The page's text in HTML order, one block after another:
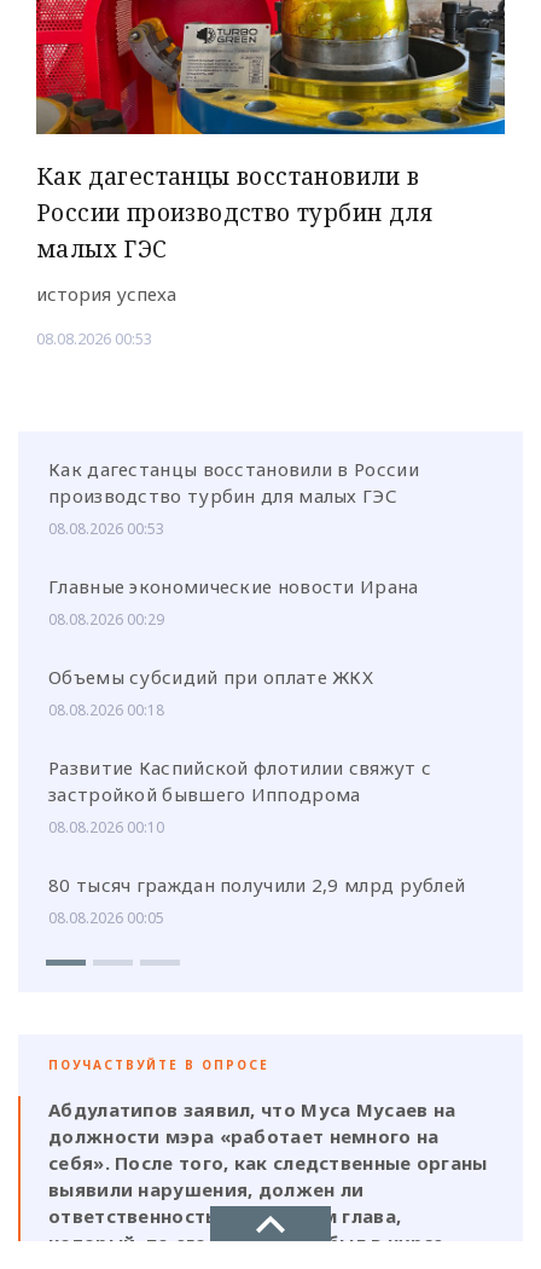
Как дагестанцы восстановили в
России производство турбин для
малых ГЭС
история успеха
08.08.2026 00:53
Как дагестанцы восстановили в России
производство турбин для малых ГЭС
08.08.2026 00:53
Главные экономические новости Ирана
08.08.2026 00:29
Объемы субсидий при оплате ЖКХ
08.08.2026 00:18
Развитие Каспийской флотилии свяжут с
застройкой бывшего Ипподрома
08.08.2026 00:10
80 тысяч граждан получили 2,9 млрд рублей
08.08.2026 00:05
ПОУЧАСТВУЙТЕ В ОПРОСЕ
Абдулатипов заявил, что Муса Мусаев на
должности мэра «работает немного на
себя». После того, как следственные органы
выявили нарушения, должен ли
ответственность нести и сам глава,
который, по его же словам, был в курсе